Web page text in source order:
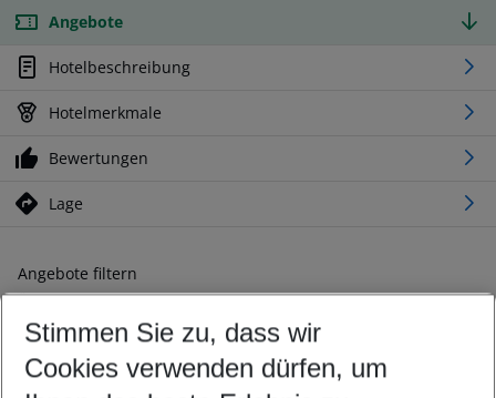
Angebote
Hotelbeschreibung
Hotelmerkmale
Bewertungen
Lage
Angebote filtern
Ändern Sie Ihre Kriterien nach Ihren Wünschen
Abflughafen wählen
Beliebiger Abflughafen
Stimmen Sie zu, dass wir
Cookies verwenden dürfen, um